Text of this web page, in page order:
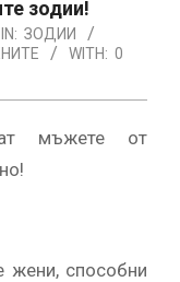
зодии!
IN: ЗОДИИ
WITH: 0
мъжете от
жени, способни